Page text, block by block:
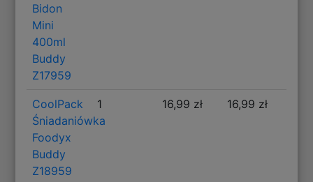
Bidon
Mini
400ml
Buddy
Z17959
CoolPack
Śniadaniówka
Foodyx
Buddy
Z18959
1 16,99 zł 16,99 zł